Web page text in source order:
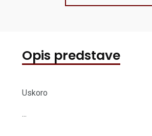
Opis predstave
Uskoro
...